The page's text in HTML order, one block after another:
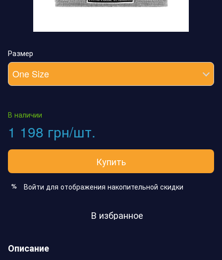
Размер
One Size
В наличии
1 198 грн/шт.
Купить
% Войти для отображения накопительной скидки
В избранное
Описание